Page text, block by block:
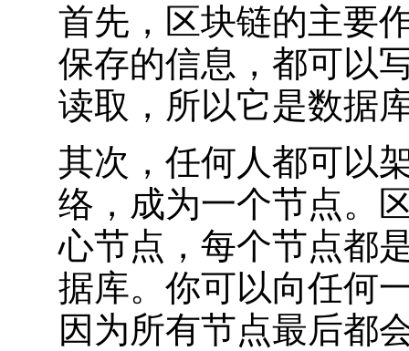
首先，区块链的主要
保存的信息，都可以
读取，所以它是数据
其次，任何人都可以
络，成为一个节点。
心节点，每个节点都
据库。你可以向任何
因为所有节点最后都